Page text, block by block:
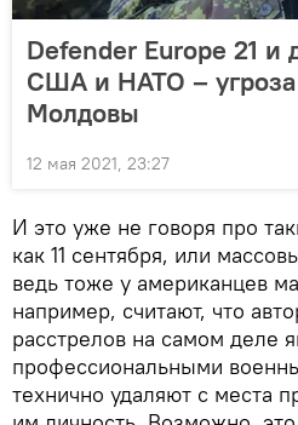
Defender Europe 21 и
США и НАТО – угроза
Молдовы
12 мая 2021, 23:27
И это уже не говоря про
как 11 сентября, или
ведь тоже у американцев
например, считают, что
расстрелов на самом деле
профессиональными
технично удаляют с места